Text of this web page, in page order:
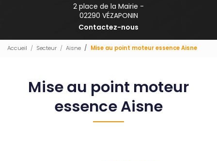
2 place de la Mairie -
02290 VÉZAPONIN
Contactez-nous
Accueil Secteur Aisne Mise au point moteur essence Aisne
Mise au point moteur
essence Aisne